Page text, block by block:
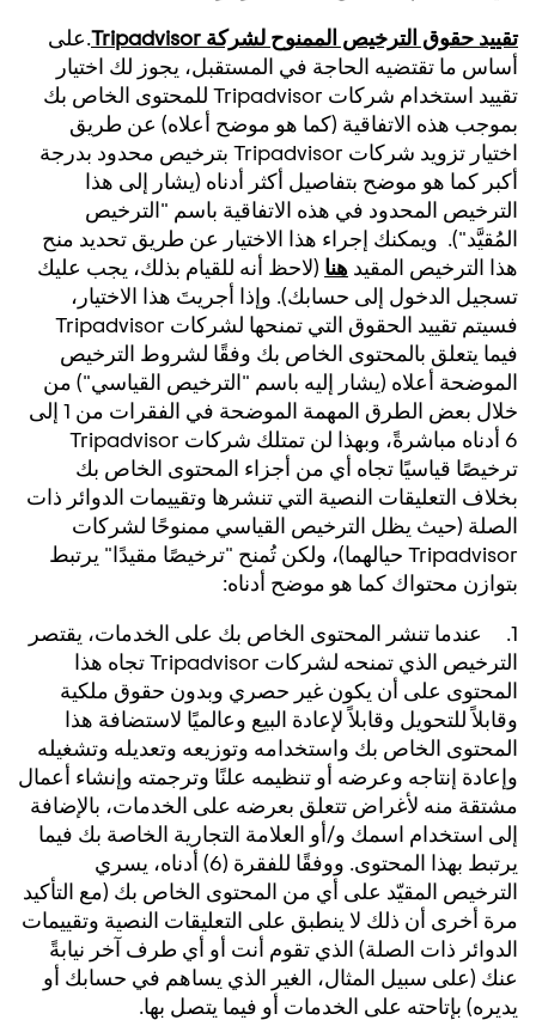
تقييد حقوق الترخيص الممنوح لشركة Tripadvisor
.على
أساس ما تقتضيه الحاجة في المستقبل، يجوز لك اختيار
تقييد استخدام شركات Tripadvisor للمحتوى الخاص بك
بموجب هذه الاتفاقية (كما هو موضح أعلاه) عن طريق
اختيار تزويد شركات Tripadvisor بترخيص محدود بدرجة
أكبر كما هو موضح بتفاصيل أكثر أدناه (يشار إلى هذا
الترخيص المحدود في هذه الاتفاقية باسم "الترخيص
المُقيَّد"). ويمكنك إجراء هذا الاختيار عن طريق تحديد منح
هذا الترخيص المقيد هنا (لاحظ أنه للقيام بذلك، يجب عليك
تسجيل الدخول إلى حسابك). وإذا أجريتَ هذا الاختيار،
فسيتم تقييد الحقوق التي تمنحها لشركات Tripadvisor
فيما يتعلق بالمحتوى الخاص بك وفقًا لشروط الترخيص
الموضحة أعلاه (يشار إليه باسم "الترخيص القياسي") من
خلال بعض الطرق المهمة الموضحة في الفقرات من 1 إلى
6 أدناه مباشرةً، وبهذا لن تمتلك شركات Tripadvisor
ترخيصًا قياسيًا تجاه أي من أجزاء المحتوى الخاص بك
بخلاف التعليقات النصية التي تنشرها وتقييمات الدوائر ذات
الصلة (حيث يظل الترخيص القياسي ممنوحًا لشركات
Tripadvisor حيالهما)، ولكن تُمنح "ترخيصًا مقيدًا" يرتبط
بتوازن محتواك كما هو موضح أدناه:
1. عندما تنشر المحتوى الخاص بك على الخدمات، يقتصر
الترخيص الذي تمنحه لشركات Tripadvisor تجاه هذا
المحتوى على أن يكون غير حصري وبدون حقوق ملكية
وقابلاً للتحويل وقابلاً لإعادة البيع وعالميًا لاستضافة هذا
المحتوى الخاص بك واستخدامه وتوزيعه وتعديله وتشغيله
وإعادة إنتاجه وعرضه أو تنظيمه علنًا وترجمته وإنشاء أعمال
مشتقة منه لأغراض تتعلق بعرضه على الخدمات، بالإضافة
إلى استخدام اسمك و/أو العلامة التجارية الخاصة بك فيما
يرتبط بهذا المحتوى. ووفقًا للفقرة (6) أدناه، يسري
الترخيص المقيّد على أي من المحتوى الخاص بك (مع التأكيد
مرة أخرى أن ذلك لا ينطبق على التعليقات النصية وتقييمات
الدوائر ذات الصلة) الذي تقوم أنت أو أي طرف آخر نيابةً
عنك (على سبيل المثال، الغير الذي يساهم في حسابك أو
يديره) بإتاحته على الخدمات أو فيما يتصل بها.